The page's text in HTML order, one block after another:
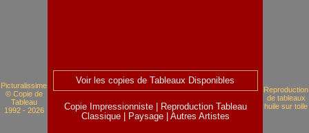
Picturalissime
© Copie de
Tableau
1992 - 2026
Voir les copies de Tableaux Disponibles
Copie Impressionniste
Reproduction Tableau
Classique
Paysage Autres Artistes
Reproduction
de tableaux
huile sur toile